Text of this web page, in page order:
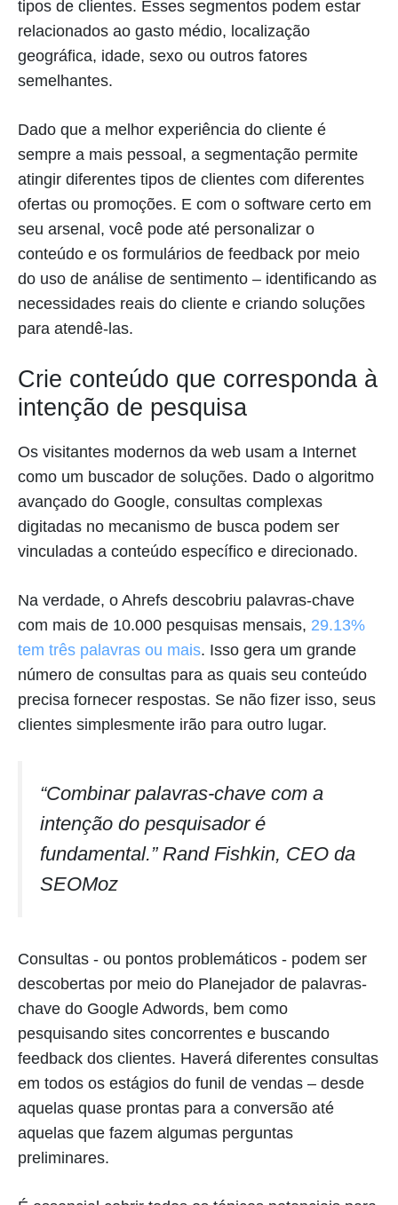
tipos de clientes. Esses segmentos podem estar
relacionados ao gasto médio, localização
geográfica, idade, sexo ou outros fatores
semelhantes.
Dado que a melhor experiência do cliente é
sempre a mais pessoal, a segmentação permite
atingir diferentes tipos de clientes com diferentes
ofertas ou promoções. E com o software certo em
seu arsenal, você pode até personalizar o
conteúdo e os formulários de feedback por meio
do uso de análise de sentimento – identificando as
necessidades reais do cliente e criando soluções
para atendê-las.
Crie conteúdo que corresponda à
intenção de pesquisa
Os visitantes modernos da web usam a Internet
como um buscador de soluções. Dado o algoritmo
avançado do Google, consultas complexas
digitadas no mecanismo de busca podem ser
vinculadas a conteúdo específico e direcionado.
Na verdade, o Ahrefs descobriu palavras-chave
com mais de 10.000 pesquisas mensais, 29.13%
tem três palavras ou mais. Isso gera um grande
número de consultas para as quais seu conteúdo
precisa fornecer respostas. Se não fizer isso, seus
clientes simplesmente irão para outro lugar.
“Combinar palavras-chave com a
intenção do pesquisador é
fundamental.” Rand Fishkin, CEO da
SEOMoz
Consultas - ou pontos problemáticos - podem ser
descobertas por meio do Planejador de palavras-
chave do Google Adwords, bem como
pesquisando sites concorrentes e buscando
feedback dos clientes. Haverá diferentes consultas
em todos os estágios do funil de vendas – desde
aquelas quase prontas para a conversão até
aquelas que fazem algumas perguntas
preliminares.